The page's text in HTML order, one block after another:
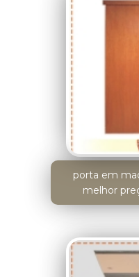
porta em
melhor